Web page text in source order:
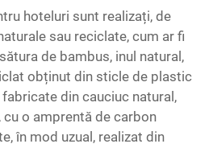
hoteluri sunt realizați, de
sau reciclate, cum ar fi
de bambus, inul natural,
obținut din sticle de plastic
din cauciuc natural,
cu o amprentă de carbon
în mod uzual, realizat din